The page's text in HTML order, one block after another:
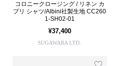
コロニークロージング / リネン カ
プリ シャツ/Albini社製生地 CC260
1-SH02-01
¥37,400
SUGAWARA LTD.